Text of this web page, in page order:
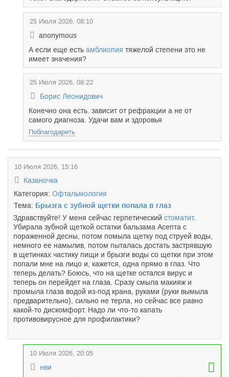
25 Июля 2026, 08:10
anonymous
А если еще есть амблиопия тяжелой степени это не
имеет значения?
25 Июля 2026, 08:22
Борис Леонидович
Конечно она есть. зависит от рефракции а не от
самого диагноза. Удачи вам и здоровья
Поблагодарить
10 Июля 2026, 15:16
Казаночка
Категория: Офтальмология
Тема: Брызга с зубной щетки попала в глаз
Здравствуйте! У меня сейчас герпетический стоматит.
Убирала зубной щеткой остатки бальзама Асепта с
пораженной десны, потом помыла щетку под струей воды,
немного ее намылив, потом пыталась достать застрявшую
в щетинках частику пищи и брызги воды со щетки при этом
попали мне на лицо и, кажется, одна прямо в глаз. Что
теперь делать? Боюсь, что на щетке остался вирус и
теперь он перейдет на глаза. Сразу смыла макияж и
промыла глаза водой из-под крана, руками (руки вымыла
предварительно), сильно не терла, но сейчас все равно
какой-то дискомфорт. Надо ли что-то капать
противовирусное для профилактики?
10 Июля 2026, 20:05
нви